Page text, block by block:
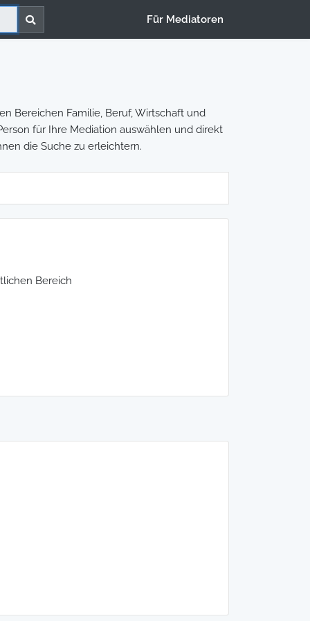
Für Mediatoren
Bereichen Familie, Beruf, Wirtschaft und
für Ihre Mediation auswählen und direkt
die Suche zu erleichtern.
Bereich